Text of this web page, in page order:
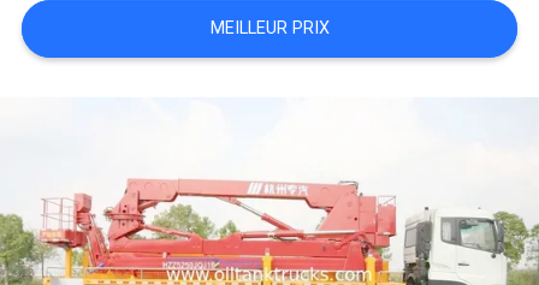
DEMANDEZ
UNE
DU
SITE
MEILLEUR PRIX